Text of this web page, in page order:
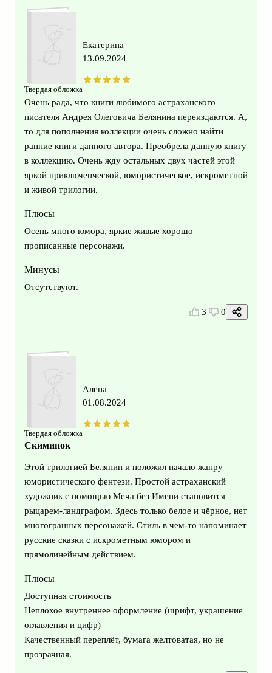
Твердая обложка
Екатерина
13.09.2024
Очень рада, что книги любимого астраханского
писателя Андрея Олеговича Белянина переиздаются. А,
то для пополнения коллекции очень сложно найти
ранние книги данного автора. Преобрела данную книгу
в коллекцию. Очень жду остальных двух частей этой
яркой приключенческой, юмористическое, искрометной
и живой трилогии.
Плюсы
Осень много юмора, яркие живые хорошо
прописанные персонажи.
Минусы
Отсутствуют.
3 0
Твердая обложка
Алена
01.08.2024
Скиминок
Этой трилогией Белянин и положил начало жанру
юмористического фентези. Простой астраханский
художник с помощью Меча без Имени становится
рыцарем-ландграфом. Здесь только белое и чёрное, нет
многогранных персонажей. Стиль в чем-то напоминает
русские сказки с искрометным юмором и
прямолинейным действием.
Плюсы
Доступная стоимость
Неплохое внутреннее оформление (шрифт, украшение
оглавления и цифр)
Качественный переплёт, бумага желтоватая, но не
прозрачная.